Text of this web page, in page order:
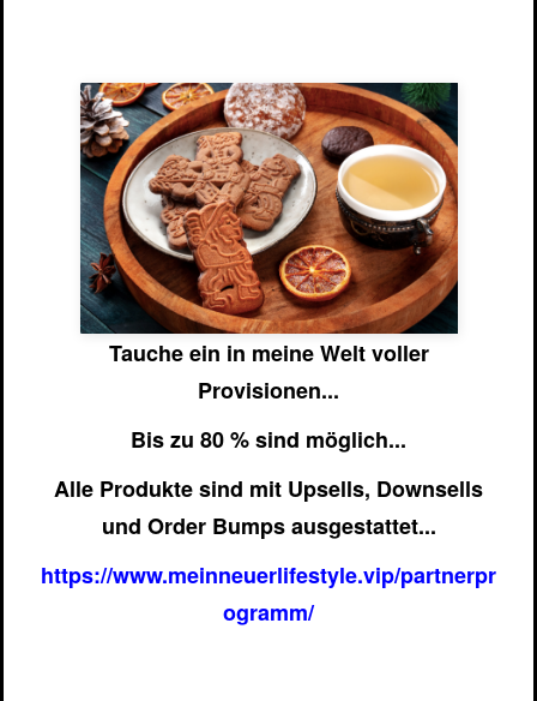
Tauche ein in meine Welt voller
Provisionen...
Bis zu 80 % sind möglich...
Alle Produkte sind mit Upsells, Downsells
und Order Bumps ausgestattet...
https://www.meinneuerlifestyle.vip/partnerpr
ogramm/